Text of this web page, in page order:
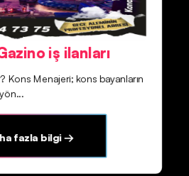
iş ilanları
Kons Menajeri; kons bayanların
fazla bilgi →